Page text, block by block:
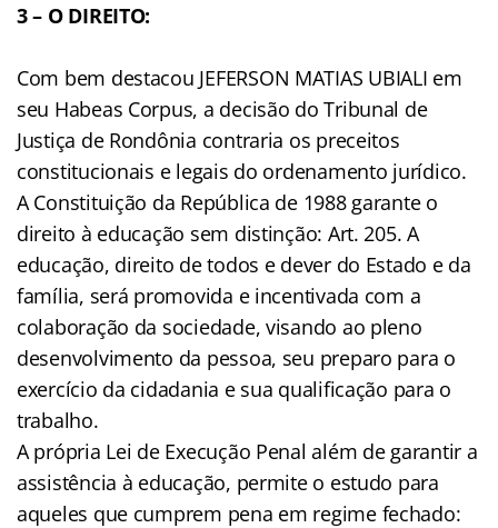
3 – O DIREITO:
Com bem destacou JEFERSON MATIAS UBIALI em
seu Habeas Corpus, a decisão do Tribunal de
Justiça de Rondônia contraria os preceitos
constitucionais e legais do ordenamento jurídico.
A Constituição da República de 1988 garante o
direito à educação sem distinção: Art. 205. A
educação, direito de todos e dever do Estado e da
família, será promovida e incentivada com a
colaboração da sociedade, visando ao pleno
desenvolvimento da pessoa, seu preparo para o
exercício da cidadania e sua qualificação para o
trabalho.
A própria Lei de Execução Penal além de garantir a
assistência à educação, permite o estudo para
aqueles que cumprem pena em regime fechado: